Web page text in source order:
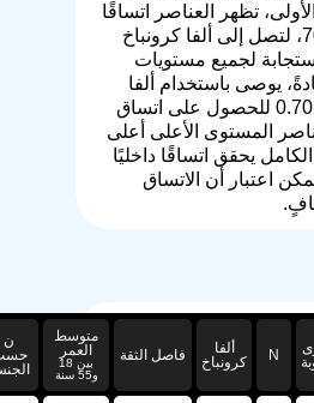
تظهر العناصر اتساقًا
أعلى من .70، لتصل إلى ألفا كرونباخ
الاستجابة لجميع مستويات
يوصى باستخدام ألفا
كرونباخ أعلى من 0.70 للحصول على اتساق
المستوى الأعلى أعلى
الكامل يحقق اتساقًا داخليًا
فيمكن اعتبار أن الاتساق
N
كرونباخ
فاصل الثقة
متوسط
العمر
بين 18
حسب
الجنس